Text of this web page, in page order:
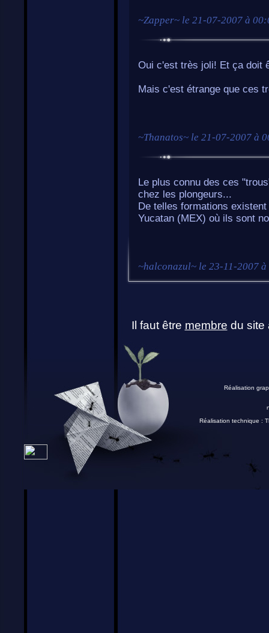
~Zapper~ le 21-07-2007 à
Oui c'est très joli! Et ça doit
Mais c'est étrange que ces
~Thanatos~ le 21-07-2007 à
Le plus connu des ces
chez les plongeurs...
De telles formations
Yucatan (MEX) où ils sont
~halconazul~ le 23-11-2007
Il faut être membre du site
Réalisation
Réalisation technique :